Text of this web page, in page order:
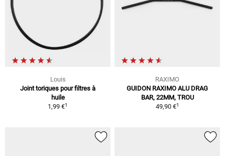
Louis
Joint toriques pour filtres à
huile
1,99 €1
RAXIMO
GUIDON RAXIMO ALU DRAG
BAR, 22MM, TROU
49,90 €1